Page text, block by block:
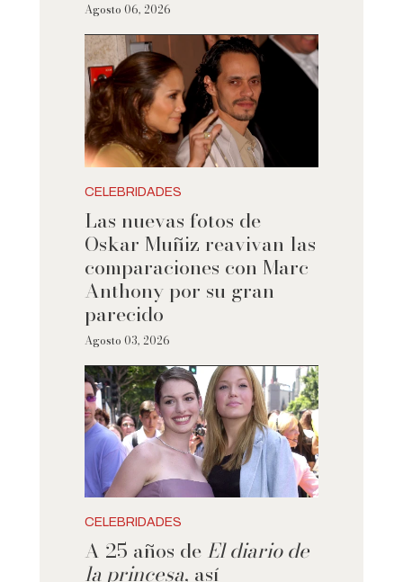
Agosto 06, 2026
CELEBRIDADES
Las nuevas fotos de
Oskar Muñiz reavivan las
comparaciones con Marc
Anthony por su gran
parecido
Agosto 03, 2026
CELEBRIDADES
A 25 años de El diario de
la princesa, así